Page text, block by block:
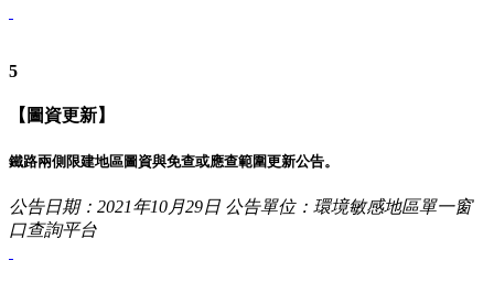
5
【圖資更新】
鐵路兩側限建地區圖資與免查或應查範圍更新公告。
公告日期：2021年10月29日 公告單位：環境敏感地區單一窗
口查詢平台